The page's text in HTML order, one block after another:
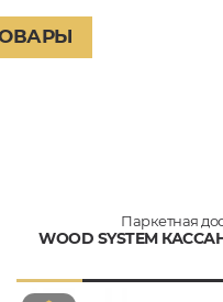
Паркетная
WOOD SYSTEM